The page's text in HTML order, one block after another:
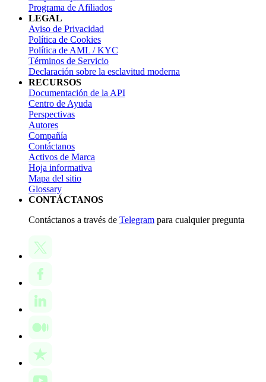
Programa de Afiliados
LEGAL
Aviso de Privacidad
Política de Cookies
Política de AML / KYC
Términos de Servicio
Declaración sobre la esclavitud moderna
RECURSOS
Documentación de la API
Centro de Ayuda
Perspectivas
Autores
Compañía
Contáctanos
Activos de Marca
Hoja informativa
Mapa del sitio
Glossary
CONTÁCTANOS
Contáctanos a través de Telegram para cualquier pregunta